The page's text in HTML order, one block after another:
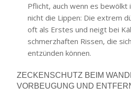
Pflicht, auch wenn es bewölkt
nicht die Lippen: Die extrem
oft als Erstes und neigt bei
schmerzhaften Rissen, die
entzünden können.
ZECKENSCHUTZ BEIM
VORBEUGUNG UND